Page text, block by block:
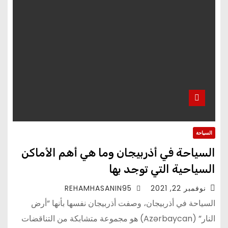
السياحة
السياحة في أذربيجان وما هي أهم الأماكن
السياحية التي توجد بها
نوفمبر 22, 2021
السياحة في أذربيجان، وصفت أذربيجان نفسها بأنها “أرض
النار” (Azərbaycan) هو مجموعة متشابكة من التناقضات